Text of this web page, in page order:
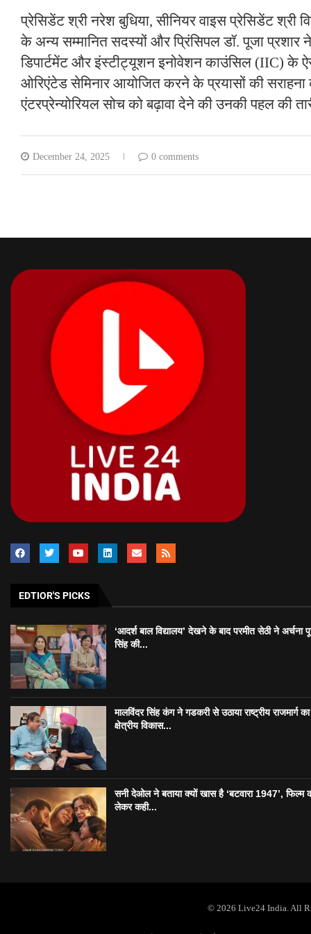
प्रेसिडेंट श्री नरेश बुधिया, सीनियर वाइस प्रेसिडेंट श्री
के अन्य सम्मानित सदस्यों और प्रिंसिपल डॉ. पूजा
डिपार्टमेंट और इंस्टीट्यूशन इनोवेशन काउंसिल (IIC) के
ओरिएंटेड सेमिनार आयोजित करने के प्रयासों की
एंटरप्रेन्योरियल सोच को बढ़ावा देने की उनकी पहल की
December 24, 2025 0 comments
EDTIOR'S PICKS
‘आदर्श बाल विद्यालय’ देखने के बाद परमीत सेठी ने अर्चना
सिंह की...
मालविंदर सिंह कंग ने गडकरी से उठाया राष्ट्रीय राजमार्ग का
क्षेत्रीय विकास...
सनी देओल ने बताया क्यों खास है ‘बटवारा 1947’, फिल्म
लेकर कही...
© 2026 Live24 India. All